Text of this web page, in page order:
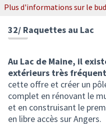
Plus d'informations sur le
32/ Raquettes au Lac
Au Lac de Maine, il
extérieurs très
cette offre et créer un
complet en rénovant le
et en construisant le
en libre accès sur Angers.